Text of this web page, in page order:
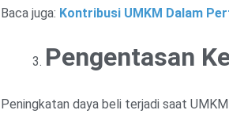
Baca juga: Kontribusi UMKM Dalam
Pengentasan
Peningkatan daya beli terjadi saat